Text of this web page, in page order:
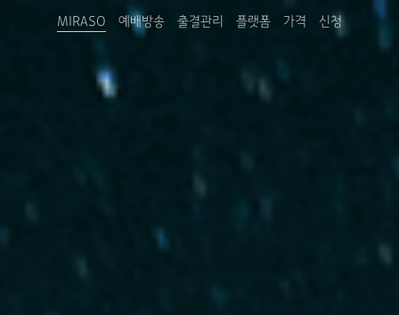
MIRASO 예배방송 출결관리 플랫폼 가격 신청